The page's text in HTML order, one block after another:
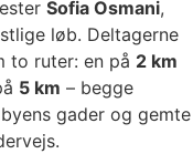
Sofia Osmani,
løb. Deltagerne
to ruter: en på 2 km
5 km – begge
gader og gemte